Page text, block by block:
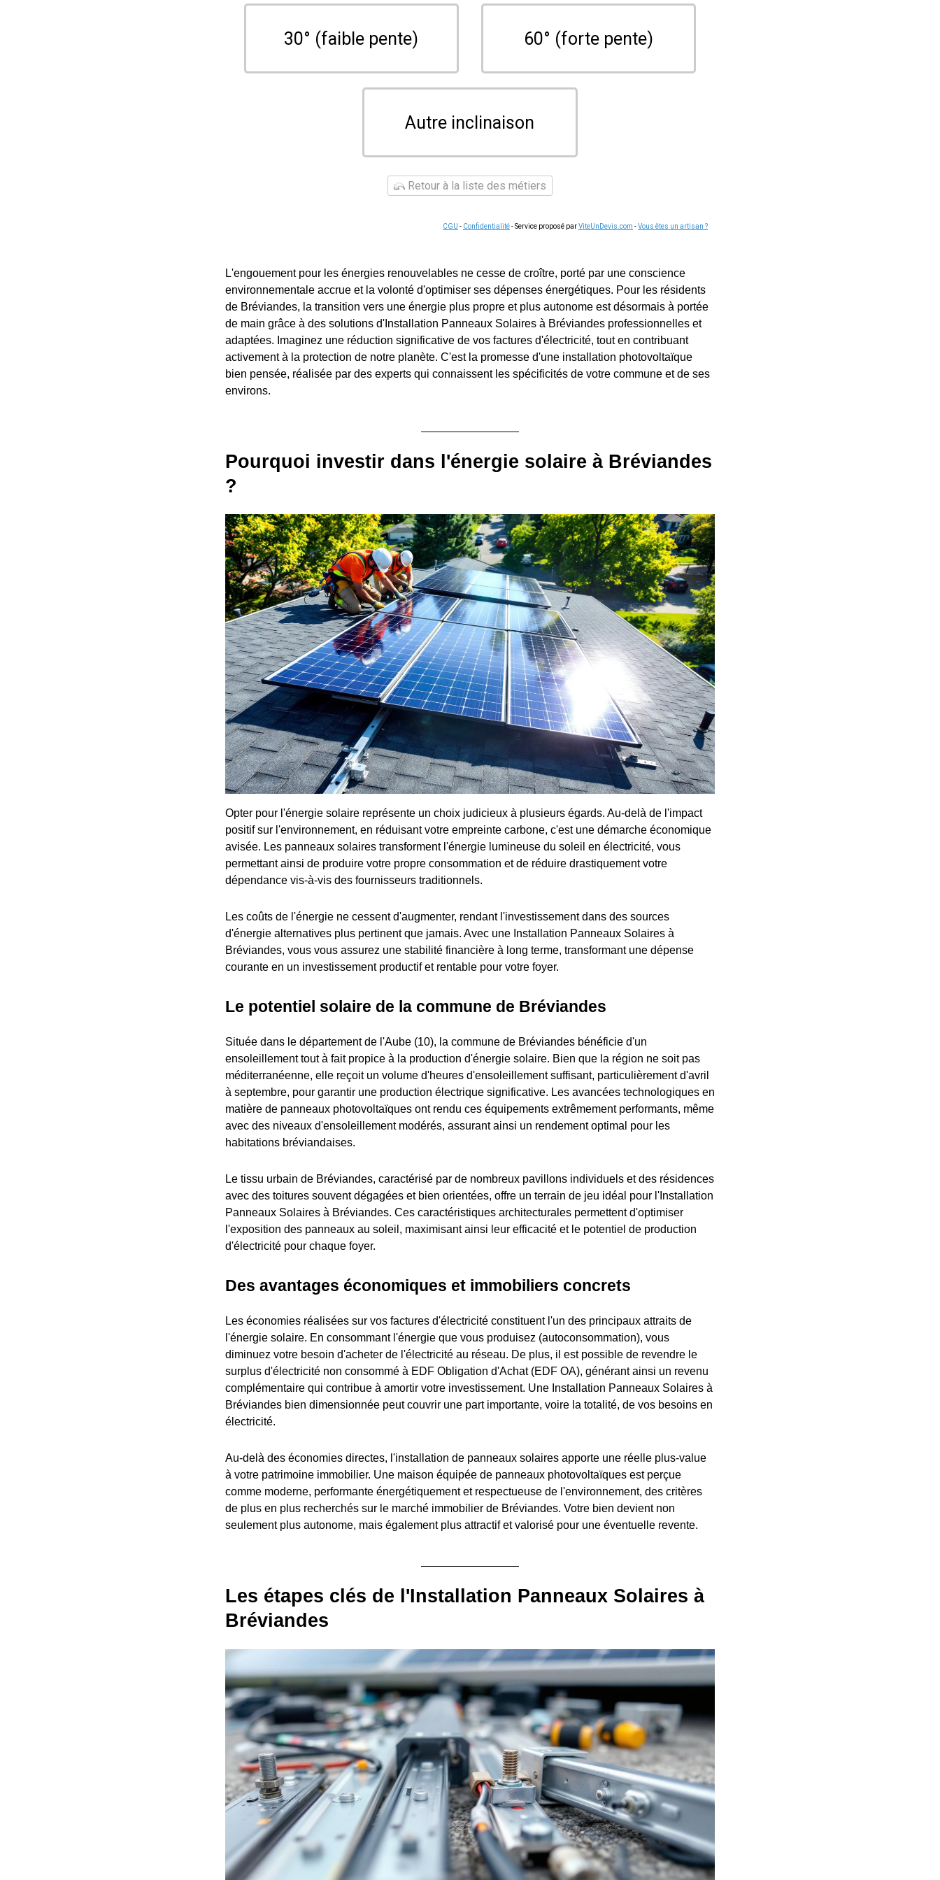
30° (faible pente) 60° (forte pente)
Autre inclinaison
Retour à la liste des métiers
CGU - Confidentialité- Service proposé parViteUnDevis.com -Vous êtes un artisan ?
L'engouement pour les énergies renouvelables ne cesse de croître, porté par une conscience
environnementale accrue et la volonté d'optimiser ses dépenses énergétiques. Pour les résidents
de Bréviandes, la transition vers une énergie plus propre et plus autonome est désormais à portée
de main grâce à des solutions d'Installation Panneaux Solaires à Bréviandes professionnelles et
adaptées. Imaginez une réduction significative de vos factures d'électricité, tout en contribuant
activement à la protection de notre planète. C'est la promesse d'une installation photovoltaïque
bien pensée, réalisée par des experts qui connaissent les spécificités de votre commune et de ses
environs.
Pourquoi investir dans l'énergie solaire à Bréviandes
?
Opter pour l'énergie solaire représente un choix judicieux à plusieurs égards. Au-delà de l'impact
positif sur l'environnement, en réduisant votre empreinte carbone, c'est une démarche économique
avisée. Les panneaux solaires transforment l'énergie lumineuse du soleil en électricité, vous
permettant ainsi de produire votre propre consommation et de réduire drastiquement votre
dépendance vis-à-vis des fournisseurs traditionnels.
Les coûts de l'énergie ne cessent d'augmenter, rendant l'investissement dans des sources
d'énergie alternatives plus pertinent que jamais. Avec une Installation Panneaux Solaires à
Bréviandes, vous vous assurez une stabilité financière à long terme, transformant une dépense
courante en un investissement productif et rentable pour votre foyer.
Le potentiel solaire de la commune de Bréviandes
Située dans le département de l'Aube (10), la commune de Bréviandes bénéficie d'un
ensoleillement tout à fait propice à la production d'énergie solaire. Bien que la région ne soit pas
méditerranéenne, elle reçoit un volume d'heures d'ensoleillement suffisant, particulièrement d'avril
à septembre, pour garantir une production électrique significative. Les avancées technologiques en
matière de panneaux photovoltaïques ont rendu ces équipements extrêmement performants, même
avec des niveaux d'ensoleillement modérés, assurant ainsi un rendement optimal pour les
habitations bréviandaises.
Le tissu urbain de Bréviandes, caractérisé par de nombreux pavillons individuels et des résidences
avec des toitures souvent dégagées et bien orientées, offre un terrain de jeu idéal pour l'Installation
Panneaux Solaires à Bréviandes. Ces caractéristiques architecturales permettent d'optimiser
l'exposition des panneaux au soleil, maximisant ainsi leur efficacité et le potentiel de production
d'électricité pour chaque foyer.
Des avantages économiques et immobiliers concrets
Les économies réalisées sur vos factures d'électricité constituent l'un des principaux attraits de
l'énergie solaire. En consommant l'énergie que vous produisez (autoconsommation), vous
diminuez votre besoin d'acheter de l'électricité au réseau. De plus, il est possible de revendre le
surplus d'électricité non consommé à EDF Obligation d'Achat (EDF OA), générant ainsi un revenu
complémentaire qui contribue à amortir votre investissement. Une Installation Panneaux Solaires à
Bréviandes bien dimensionnée peut couvrir une part importante, voire la totalité, de vos besoins en
électricité.
Au-delà des économies directes, l'installation de panneaux solaires apporte une réelle plus-value
à votre patrimoine immobilier. Une maison équipée de panneaux photovoltaïques est perçue
comme moderne, performante énergétiquement et respectueuse de l'environnement, des critères
de plus en plus recherchés sur le marché immobilier de Bréviandes. Votre bien devient non
seulement plus autonome, mais également plus attractif et valorisé pour une éventuelle revente.
Les étapes clés de l'Installation Panneaux Solaires à
Bréviandes